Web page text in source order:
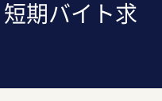
期バイト求